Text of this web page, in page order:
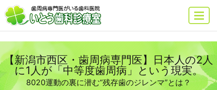
MENU
【新潟市西区・歯周病専門医】日本人の2人
に1人が「中等度歯周病」という現実。
8020運動の裏に潜む“残存歯のジレンマ”とは？